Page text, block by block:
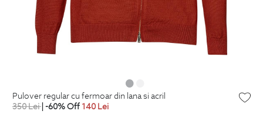
pulover regular cu fermoar din lana si acril
350Lei | -60% Off 140 Lei